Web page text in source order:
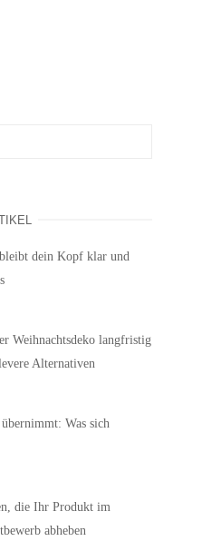
dein Kopf klar und
Weihnachtsdeko langfristig
Alternativen
Was sich
die Ihr Produkt im
abheben